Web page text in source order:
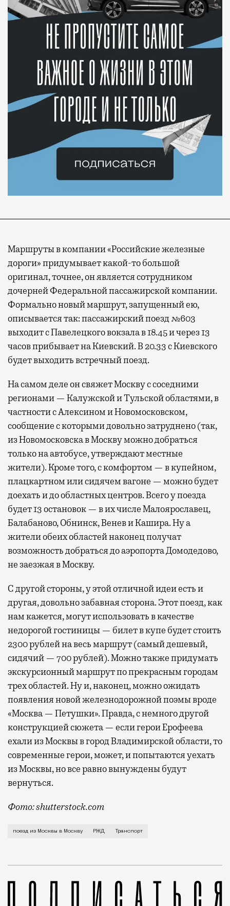
Маршруты в компании «Российские железные
дороги» придумывает какой-то большой
оригинал, точнее, он является сотрудником
дочерней Федеральной пассажирской компании.
Формально новый маршрут, запущенный ею,
описывается так: пассажирский поезд №603
выходит с Павелецкого вокзала в 18.45 и через 13
часов прибывает на Киевский. В 20.33 с Киевского
будет выходить встречный поезд.
На самом деле он свяжет Москву с соседними
регионами — Калужской и Тульской областями, в
частности с Алексином и Новомосковском,
сообщение с которыми довольно затруднено (так,
из Новомосковска в Москву можно добраться
только на автобусе, утверждают местные
жители). Кроме того, с комфортом — в купейном,
плацкартном или сидячем вагоне — можно будет
доехать и до областных центров. Всего у поезда
будет 13 остановок — в их числе Малоярославец,
Балабаново, Обнинск, Венев и Кашира. Ну а
жители обеих областей наконец получат
возможность добраться до аэропорта Домодедово,
не заезжая в Москву.
С другой стороны, у этой отличной идеи есть и
другая, довольно забавная сторона. Этот поезд, как
нам кажется, могут использовать в качестве
недорогой гостиницы — билет в купе будет стоить
2300 рублей на весь маршрут (самый дешевый,
сидячий — 700 рублей). Можно также придумать
экскурсионный маршрут по прекрасным городам
трех областей. Ну и, наконец, можно ожидать
появления новой железнодорожной поэмы вроде
«Москва — Петушки». Правда, с немного другой
конструкцией сюжета — если герои Ерофеева
ехали из Москвы в город Владимирской области, то
современные герои, может, и попытаются уехать
из Москвы, но все равно вынуждены будут
вернуться.
Фото: shutterstock.com
По пути он останавливается в городах
поезд из Москвы в Москву РЖД Транспорт